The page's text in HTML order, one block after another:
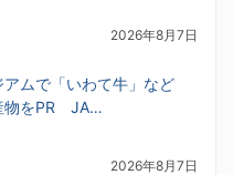
2026年8月7日
アムで「いわて牛」など
物をPR JA…
2026年8月7日